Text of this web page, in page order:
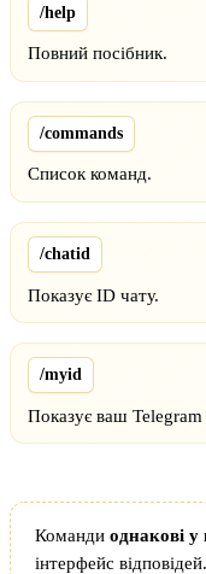
/help
Повний посібник.
/commands
Список команд.
/chatid
Показує ID чату.
/myid
Показує ваш Telegram
Команди однакові у
інтерфейс